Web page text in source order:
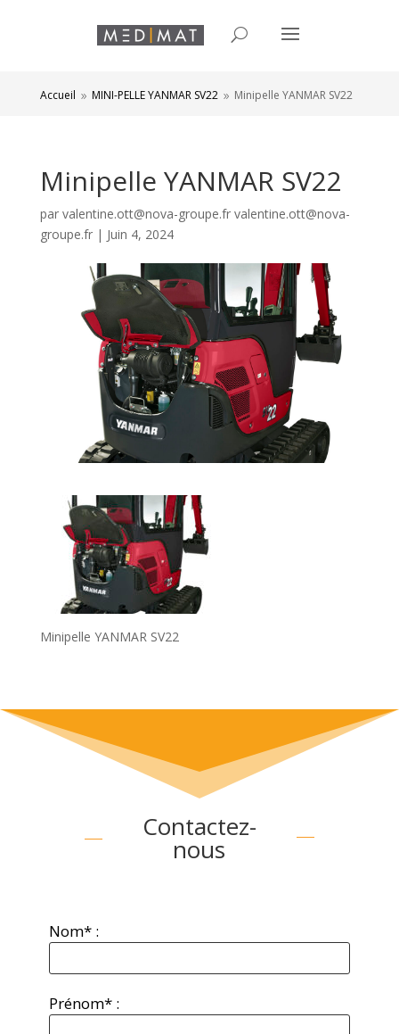
Accueil 9 MINI-PELLE YANMAR SV22 9 Minipelle YANMAR SV22
Minipelle YANMAR SV22
par valentine.ott@nova-groupe.fr valentine.ott@nova-
groupe.fr| Juin 4, 2024
Minipelle YANMAR SV22
Contactez-
nous
Nom* :
Prénom* :